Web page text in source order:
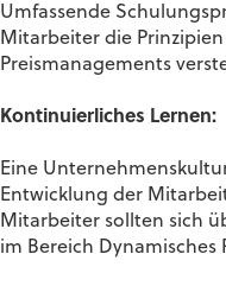
Umfassende
Mitarbeiter die
Preismanagements
Kontinuierliches Lernen:
Eine
Entwicklung der
Mitarbeiter sollten sich
im Bereich